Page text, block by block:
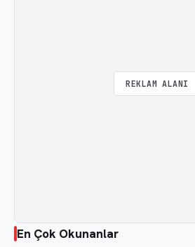
REKLAM ALANI
En Çok Okunanlar